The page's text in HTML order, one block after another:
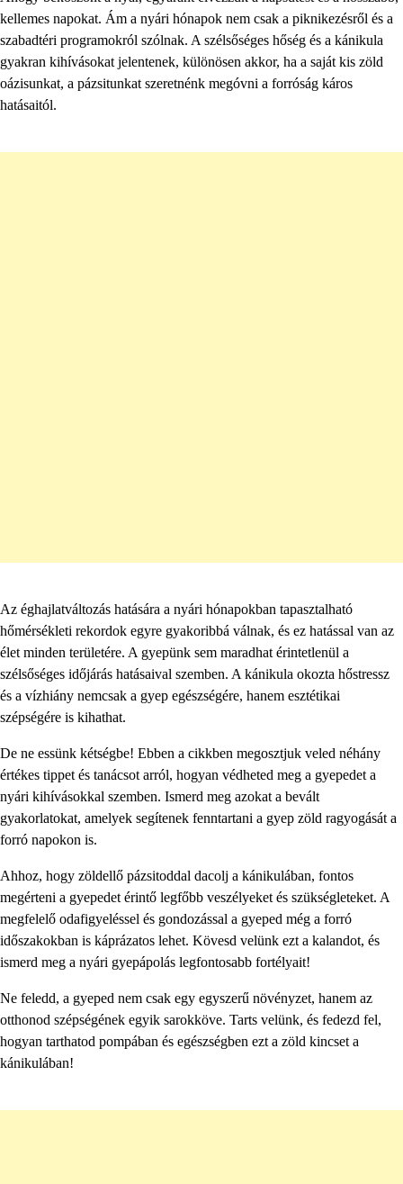
kellemes napokat. Ám a nyári hónapok nem csak a piknikezésről és a
szabadtéri programokról szólnak. A szélsőséges hőség és a kánikula
gyakran kihívásokat jelentenek, különösen akkor, ha a saját kis zöld
oázisunkat, a pázsitunkat szeretnénk megóvni a forróság káros
hatásaitól.
Az éghajlatváltozás hatására a nyári hónapokban tapasztalható
hőmérsékleti rekordok egyre gyakoribbá válnak, és ez hatással van az
élet minden területére. A gyepünk sem maradhat érintetlenül a
szélsőséges időjárás hatásaival szemben. A kánikula okozta hőstressz
és a vízhiány nemcsak a gyep egészségére, hanem esztétikai
szépségére is kihathat.
De ne essünk kétségbe! Ebben a cikkben megosztjuk veled néhány
értékes tippet és tanácsot arról, hogyan védheted meg a gyepedet a
nyári kihívásokkal szemben. Ismerd meg azokat a bevált
gyakorlatokat, amelyek segítenek fenntartani a gyep zöld ragyogását a
forró napokon is.
Ahhoz, hogy zöldellő pázsitoddal dacolj a kánikulában, fontos
megérteni a gyepedet érintő legfőbb veszélyeket és szükségleteket. A
megfelelő odafigyeléssel és gondozással a gyeped még a forró
időszakokban is káprázatos lehet. Kövesd velünk ezt a kalandot, és
ismerd meg a nyári gyepápolás legfontosabb fortélyait!
Ne feledd, a gyeped nem csak egy egyszerű növényzet, hanem az
otthonod szépségének egyik sarokköve. Tarts velünk, és fedezd fel,
hogyan tarthatod pompában és egészségben ezt a zöld kincset a
kánikulában!